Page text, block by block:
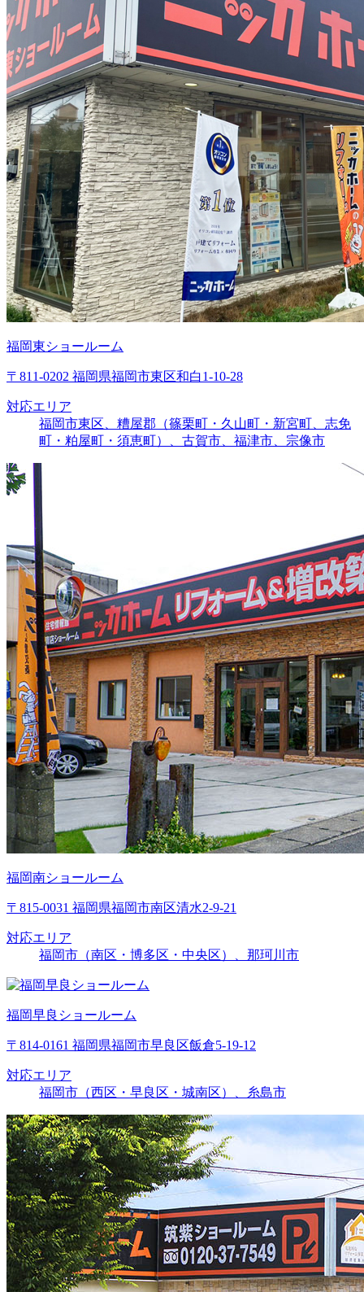
福岡東ショールーム
〒811-0202 福岡県福岡市東区和白1-10-28
対応エリア
福岡市東区、糟屋郡（篠栗町・久山町・新宮町、志免
町・粕屋町・須恵町）、古賀市、福津市、宗像市
福岡南ショールーム
〒815-0031 福岡県福岡市南区清水2-9-21
対応エリア
福岡市（南区・博多区・中央区）、那珂川市
福岡早良ショールーム
〒814-0161 福岡県福岡市早良区飯倉5-19-12
対応エリア
福岡市（西区・早良区・城南区）、糸島市